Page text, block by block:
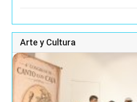
Arte y Cultura